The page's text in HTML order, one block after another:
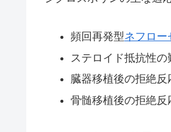
頻回再発型ネフロー
ステロイド抵抗性
臓器移植後の拒絶反
骨髄移植後の拒絶反